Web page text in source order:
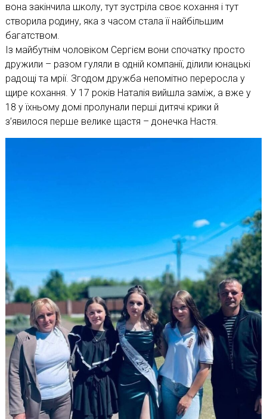
вона закінчила школу, тут зустріла своє кохання і тут
створила родину, яка з часом стала її найбільшим
багатством.
Із майбутнім чоловіком Сергієм вони спочатку просто
дружили – разом гуляли в одній компанії, ділили юнацькі
радощі та мрії. Згодом дружба непомітно переросла у
щире кохання. У 17 років Наталія вийшла заміж, а вже у
18 у їхньому домі пролунали перші дитячі крики й
з’явилося перше велике щастя – донечка Настя.